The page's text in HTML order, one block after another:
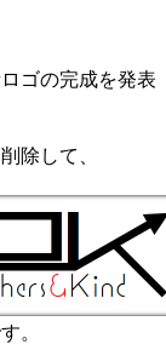
ゴの完成を発表
除して、
。